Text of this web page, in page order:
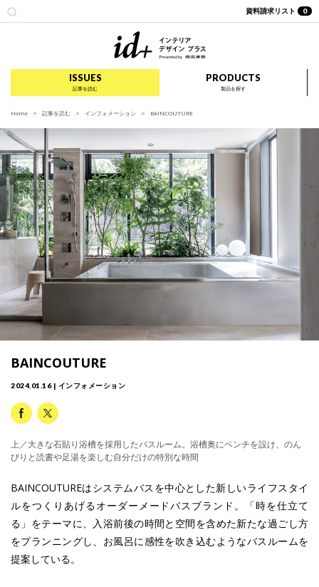
資料請求リスト 0
ISSUES
記事を読む
PRODUCTS
製品を探す
Home 記事を読む インフォメーション BAINCOUTURE
BAINCOUTURE
2024.01.16 | インフォメーション
上／大きな石貼り浴槽を採用したバスルーム。浴槽奥にベンチを設け、のん
びりと読書や足湯を楽しむ自分だけの特別な時間
BAINCOUTUREはシステムバスを中心とした新しいライフスタイ
ルをつくりあげるオーダーメードバスブランド。「時を仕立て
る」をテーマに、入浴前後の時間と空間を含めた新たな過ごし方
をプランニングし、お風呂に感性を吹き込むようなバスルームを
提案している。